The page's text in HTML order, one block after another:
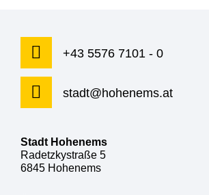
+43 5576 7101 - 0
stadt@hohenems.at
Stadt Hohenems
Radetzkystraße 5
6845 Hohenems